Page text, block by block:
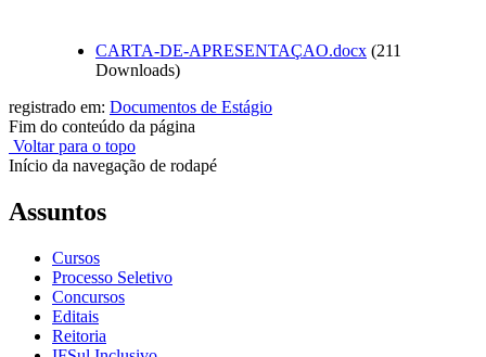
CARTA-DE-APRESENTAÇAO.docx (211
Downloads)
registrado em: Documentos de Estágio
Fim do conteúdo da página
Voltar para o topo
Início da navegação de rodapé
Assuntos
Cursos
Processo Seletivo
Concursos
Editais
Reitoria